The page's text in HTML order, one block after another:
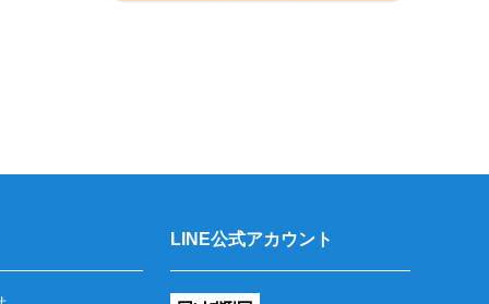
LINE公式アカウント